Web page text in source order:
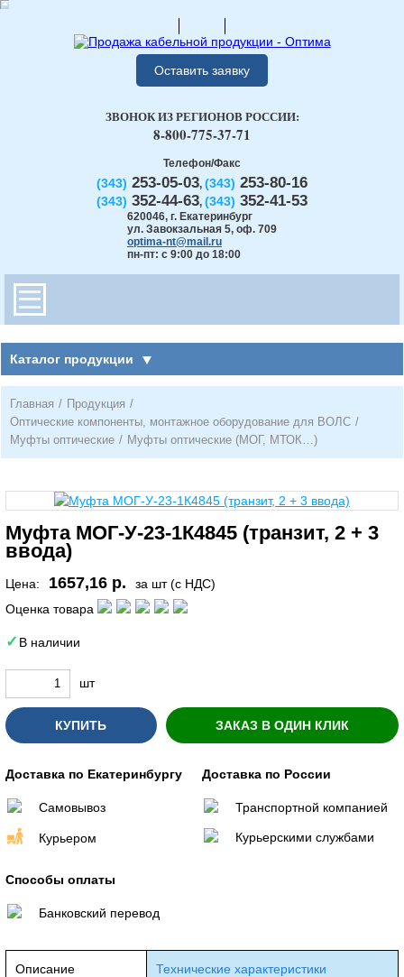
Оставить заявку
Телефон/Факс
(343) 253-05-03, (343) 253-80-16
(343) 352-44-63, (343) 352-41-53
620046, г. Екатеринбург
ул. Завокзальная 5, оф. 709
optima-nt@mail.ru
пн-пт: с 9:00 до 18:00
ЗВОНОК ИЗ РЕГИОНОВ РОССИИ:
8-800-775-37-71
Каталог продукции
Главная / Продукция /
Оптические компоненты, монтажное оборудование для ВОЛС /
Муфты оптические / Муфты оптические (МОГ, МТОК…)
Муфта МОГ-У-23-1К4845 (транзит, 2 + 3
ввода)
Цена: 1657,16 р.
за шт (с НДС)
Оценка товара
В наличии
шт
КУПИТЬ ЗАКАЗ В ОДИН КЛИК
Доставка по Екатеринбургу
Самовывоз
Курьером
Доставка по России
Транспортной компанией
Курьерскими службами
Способы оплаты
Банковский перевод
Описание Технические характеристики